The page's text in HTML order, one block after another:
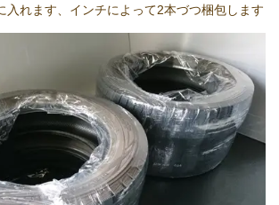
入れます、インチによって2本づつ梱包します